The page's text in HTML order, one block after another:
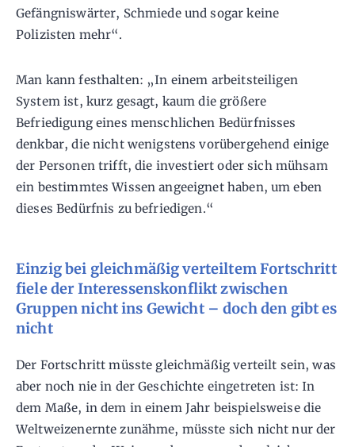
Gefängniswärter, Schmiede und sogar keine
Polizisten mehr“.
Man kann festhalten: „In einem arbeitsteiligen
System ist, kurz gesagt, kaum die größere
Befriedigung eines menschlichen Bedürfnisses
denkbar, die nicht wenigstens vorübergehend einige
der Personen trifft, die investiert oder sich mühsam
ein bestimmtes Wissen angeeignet haben, um eben
dieses Bedürfnis zu befriedigen.“
Einzig bei gleichmäßig verteiltem Fortschritt
fiele der Interessenskonflikt zwischen
Gruppen nicht ins Gewicht – doch den gibt es
nicht
Der Fortschritt müsste gleichmäßig verteilt sein, was
aber noch nie in der Geschichte eingetreten ist: In
dem Maße, in dem in einem Jahr beispielsweise die
Weltweizenernte zunähme, müsste sich nicht nur der